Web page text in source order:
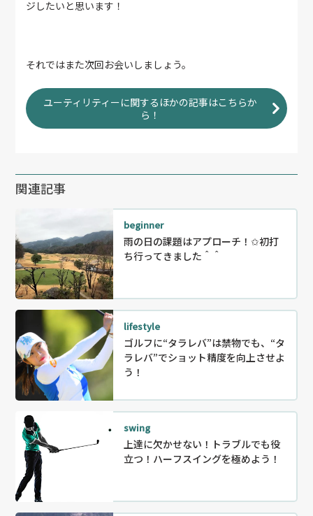
ジしたいと思います！
それではまた次回お会いしましょう。
ユーティリティーに関するほかの記事はこちらか
ら！
関連記事
beginner
雨の日の課題はアプローチ！✩初打
ち行ってきました＾＾
lifestyle
ゴルフに“タラレバ”は禁物でも、“タ
ラレバ”でショット精度を向上させよ
う！
swing
上達に欠かせない！トラブルでも役
立つ！ハーフスイングを極めよう！